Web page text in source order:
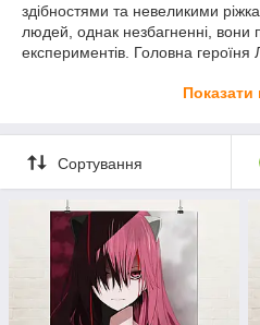
здібностями та невеликими
людей, однак незбагненні, вони
експериментів. Головна героїня
можливо, десь всередині неї
запропоновані тематичні
Показати
Сортування